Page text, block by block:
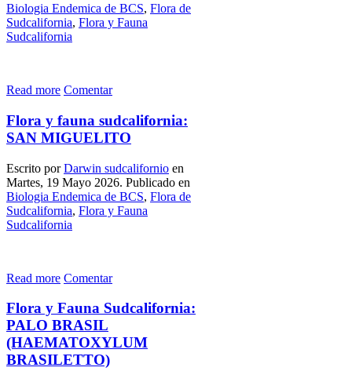
Biologia Endemica de BCS, Flora de
Sudcalifornia, Flora y Fauna
Sudcalifornia
Read more Comentar
Flora y fauna sudcalifornia:
SAN MIGUELITO
Escrito porDarwin sudcalifornio en
Martes, 19 Mayo 2026. Publicado en
Biologia Endemica de BCS, Flora de
Sudcalifornia, Flora y Fauna
Sudcalifornia
Read more Comentar
Flora y Fauna Sudcalifornia:
PALO BRASIL
(HAEMATOXYLUM
BRASILETTO)